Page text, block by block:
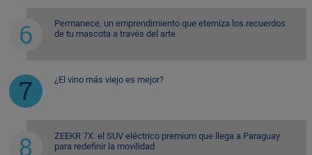
Permanece, un emprendimiento que eterniza los recuerdos
de tu mascota a través del arte
¿El vino más viejo es mejor?
ZEEKR 7X: el SUV eléctrico premium que llega a Paraguay
para redefinir la movilidad